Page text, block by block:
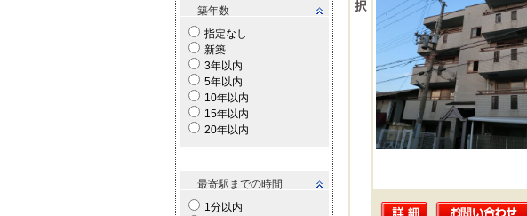
築年数
指定なし
新築
3年以内
5年以内
10年以内
15年以内
20年以内
最寄駅までの時間
1分以内